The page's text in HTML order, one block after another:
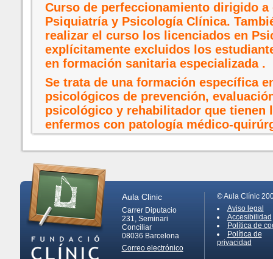
Curso de perfeccionamiento dirigido a
Psiquiatría y Psicología Clínica.
realizar el curso los licenciados en
explícitamente excluidos los
en formación sanitaria especializada .
Se trata de una formación específica
psicológicos de prevención,
psicológico y rehabilitador que tienen
enfermos con patología médico-
Aula Clinic
Carrer Diputacio
231, Seminari
Conciliar
08036 Barcelona
Correo electrónico
© Aula Clínic
Aviso legal
Accesibilidad
Política de
Política de
privacidad